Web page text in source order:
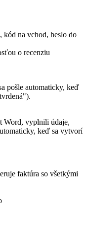
kód na vchod, heslo do
o recenziu
pošle automaticky, keď
Word, vyplnili údaje,
keď sa vytvorí
faktúra so všetkými